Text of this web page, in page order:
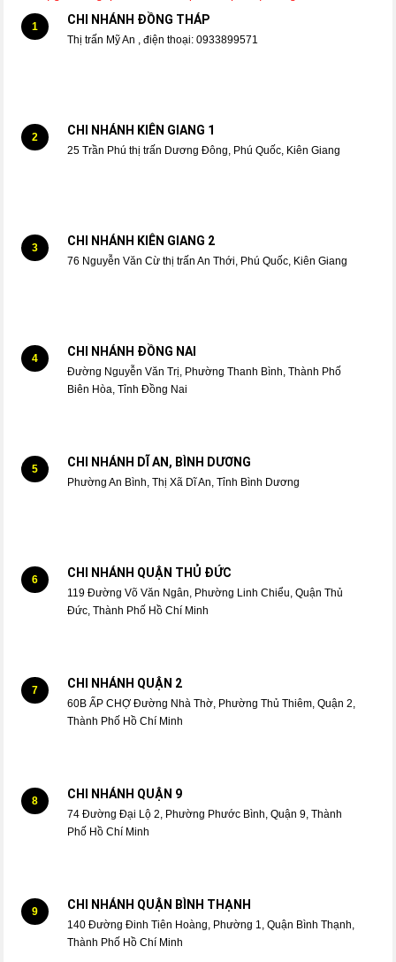
1 CHI NHÁNH ĐỒNG THÁP
Thị trấn Mỹ An , điện thoại: 0933899571
2 CHI NHÁNH KIÊN GIANG 1
25 Trần Phú thị trấn Dương Đông, Phú Quốc, Kiên Giang
3 CHI NHÁNH KIÊN GIANG 2
76 Nguyễn Văn Cừ thị trấn An Thới, Phú Quốc, Kiên Giang
4 CHI NHÁNH ĐỒNG NAI
Đường Nguyễn Văn Trị, Phường Thanh Bình, Thành Phố
Biên Hòa, Tỉnh Đồng Nai
5 CHI NHÁNH DĨ AN, BÌNH DƯƠNG
Phường An Bình, Thị Xã Dĩ An, Tỉnh Bình Dương
6 CHI NHÁNH QUẬN THỦ ĐỨC
119 Đường Võ Văn Ngân, Phường Linh Chiểu, Quận Thủ
Đức, Thành Phố Hồ Chí Minh
7 CHI NHÁNH QUẬN 2
60B ẤP CHỢ Đường Nhà Thờ, Phường Thủ Thiêm, Quận 2,
Thành Phố Hồ Chí Minh
8 CHI NHÁNH QUẬN 9
74 Đường Đại Lộ 2, Phường Phước Bình, Quận 9, Thành
Phố Hồ Chí Minh
9 CHI NHÁNH QUẬN BÌNH THẠNH
140 Đường Đinh Tiên Hoàng, Phường 1, Quận Bình Thạnh,
Thành Phố Hồ Chí Minh